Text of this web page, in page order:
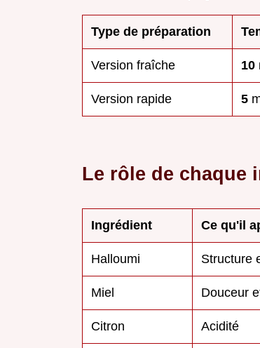
Type de préparation
Version fraîche 10
Version rapide 5
Le rôle de chaque
Ingrédient Ce qu'il
Halloumi Structure
Miel Douceur
Citron Acidité